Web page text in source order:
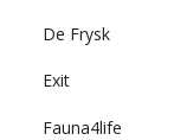
De Frysk
Exit
Fauna4life